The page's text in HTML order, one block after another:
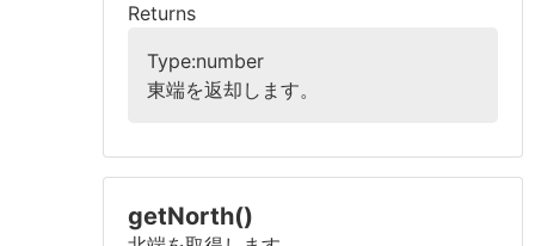
Returns
Type:number
東端を返却します。
getNorth()